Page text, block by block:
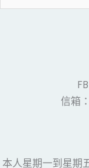
信箱
本人星期一到星期